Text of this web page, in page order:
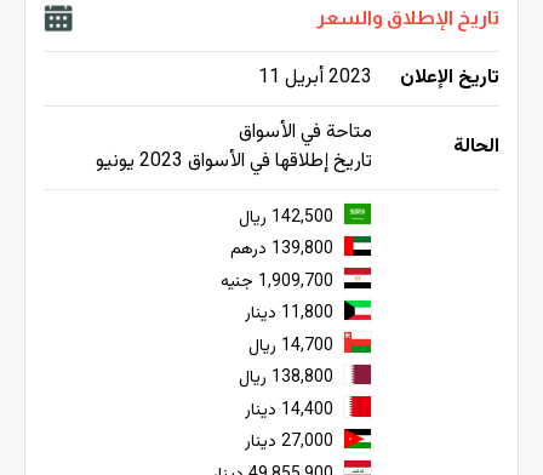
تاريخ الإطلاق والسعر
تاريخ الإعلان 2023 أبريل 11
الحالة
متاحة في الأسواق
تاريخ إطلاقها في الأسواق 2023 يونيو
142,500 ريال
139,800 درهم
1,909,700 جنيه
11,800 دينار
14,700 ريال
138,800 ريال
14,400 دينار
27,000 دينار